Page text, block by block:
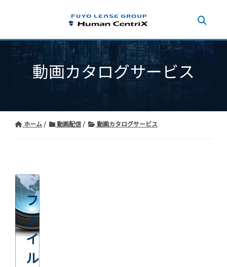
動画カタログサービス
ホーム 動画配信 動画カタログサービス
フ
ァ
イ
ル